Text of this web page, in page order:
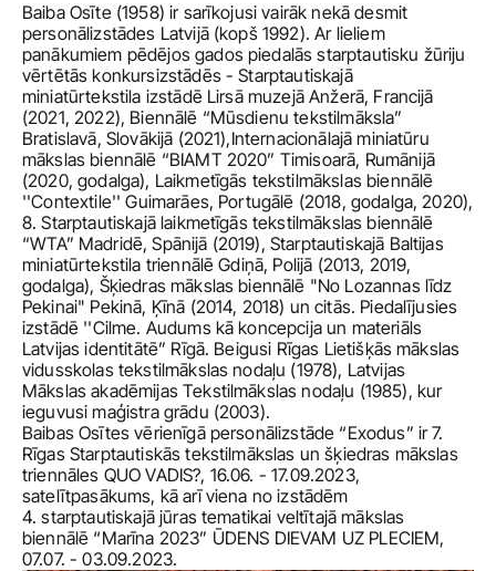
Baiba Osīte (1958) ir sarīkojusi vairāk nekā desmit
personālizstādes Latvijā (kopš 1992). Ar lieliem
panākumiem pēdējos gados piedalās starptautisku žūriju
vērtētās konkursizstādēs - Starptautiskajā
miniatūrtekstila izstādē Lirsā muzejā Anžerā, Francijā
(2021, 2022), Biennālē “Mūsdienu tekstilmāksla”
Bratislavā, Slovākijā (2021),Internacionālajā miniatūru
mākslas biennālē “BIAMT 2020” Timisoarā, Rumānijā
(2020, godalga), Laikmetīgās tekstilmākslas biennālē
''Contextile'' Guimarāes, Portugālē (2018, godalga, 2020),
8. Starptautiskajā laikmetīgās tekstilmākslas biennālē
“WTA” Madridē, Spānijā (2019), Starptautiskajā Baltijas
miniatūrtekstila triennālē Gdiņā, Polijā (2013, 2019,
godalga), Šķiedras mākslas biennālē "No Lozannas līdz
Pekinai" Pekinā, Ķīnā (2014, 2018) un citās. Piedalījusies
izstādē ''Cilme. Audums kā koncepcija un materiāls
Latvijas identitātē” Rīgā. Beigusi Rīgas Lietišķās mākslas
vidusskolas tekstilmākslas nodaļu (1978), Latvijas
Mākslas akadēmijas Tekstilmākslas nodaļu (1985), kur
ieguvusi maģistra grādu (2003).
Baibas Osītes vērienīgā personālizstāde “Exodus” ir 7.
Rīgas Starptautiskās tekstilmākslas un šķiedras mākslas
triennāles QUO VADIS?, 16.06. - 17.09.2023,
satelītpasākums, kā arī viena no izstādēm
4. starptautiskajā jūras tematikai veltītajā mākslas
biennālē “Marīna 2023” ŪDENS DIEVAM UZ PLECIEM,
07.07. - 03.09.2023.